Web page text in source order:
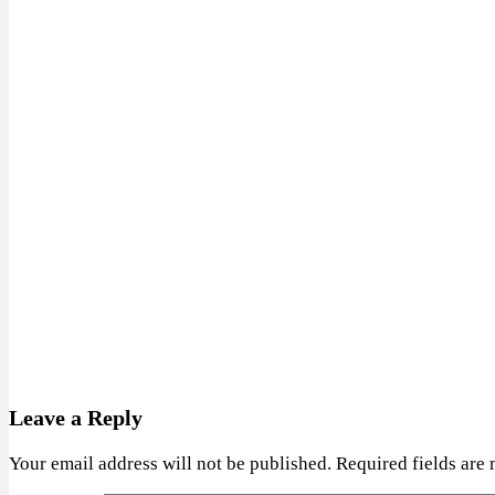
Leave a Reply
Your email address will not be published. Required fields are